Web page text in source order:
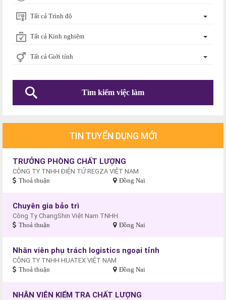
Tất cả Trình độ
Tất cả Kinh nghiệm
Tất cả Giới tính
TIN TUYỂN DỤNG MỚI
TRƯỞNG PHÒNG CHẤT LƯỢNG
CÔNG TY TNHH ĐIỆN TỬ REGZA VIỆT NAM
Thoả thuận Đồng Nai
Chuyên gia bảo trì
Công Ty ChangShin Việt Nam TNHH
Thoả thuận Đồng Nai
Nhân viên phụ trách logistics ngoại tỉnh
CÔNG TY TNHH HUATEX VIỆT NAM
Thoả thuận Đồng Nai
NHÂN VIÊN KIỂM TRA CHẤT LƯỢNG